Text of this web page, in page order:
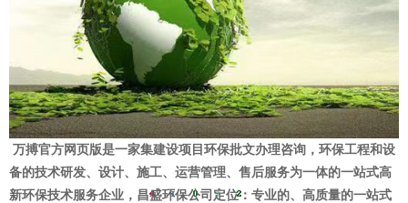
万搏官方网页版是一家集建设项目环保批文办理咨询，环保工程和设
备的技术研发、设计、施工、运营管理、售后服务为一体的一站式高
新环保技术服务企业，昌盛环保公司定位：专业的、高质量的一站式